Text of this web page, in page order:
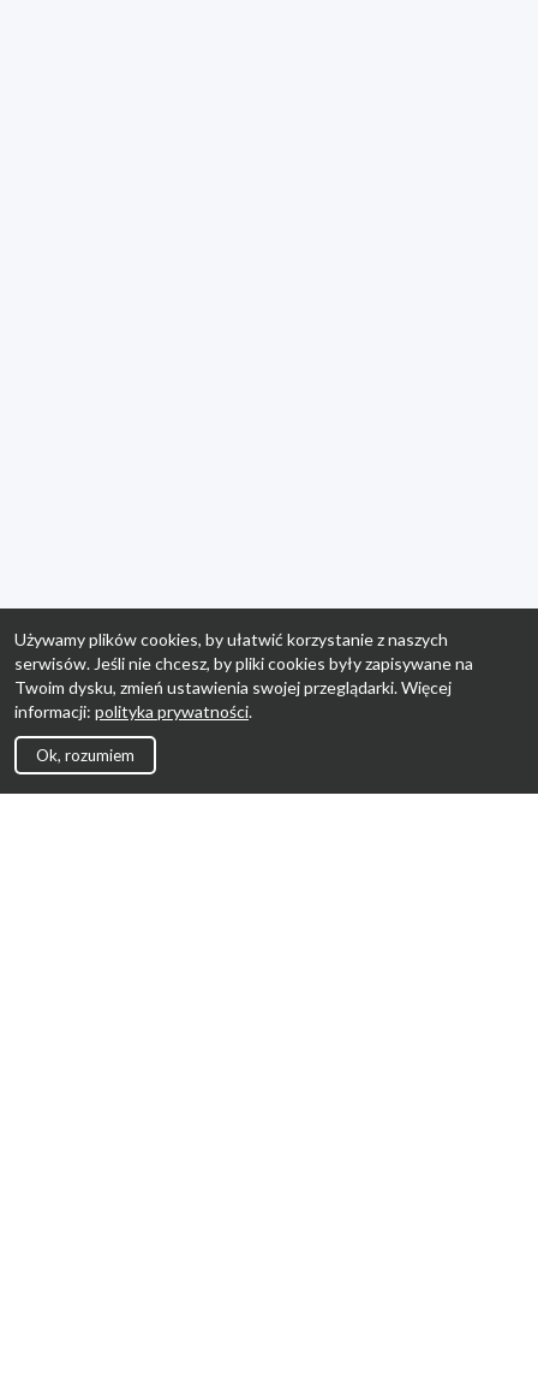
Używamy plików cookies, by ułatwić korzystanie z naszych
serwisów. Jeśli nie chcesz, by pliki cookies były zapisywane na
Twoim dysku, zmień ustawienia swojej przeglądarki. Więcej
informacji: polityka prywatności.
Ok, rozumiem